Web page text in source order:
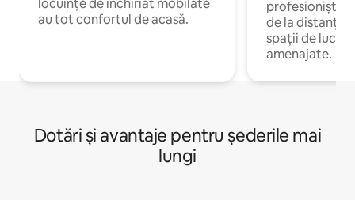
locuințe de închiriat mobilate
au tot confortul de acasă.
profesioniștii
de la distanță,
spații de lucru
amenajate.
Dotări și avantaje pentru șederile mai
lungi